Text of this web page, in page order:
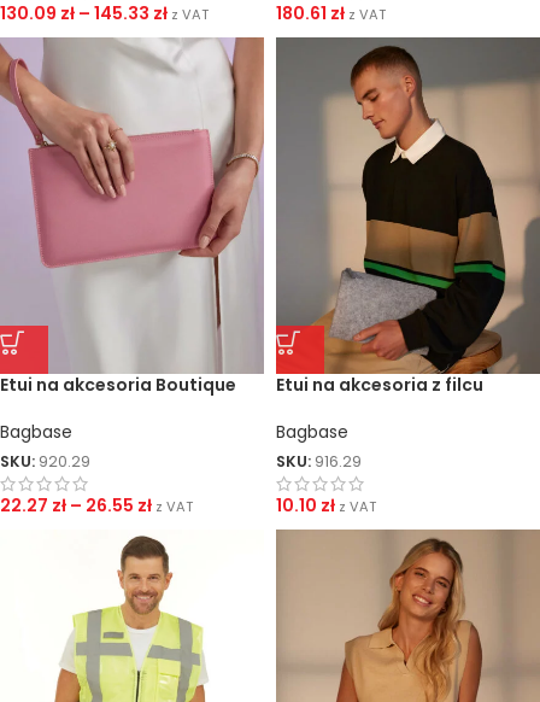
130.09 zł – 145.33 zł z VAT 180.61 zł z VAT
Etui na akcesoria Boutique
Bagbase
SKU: 920.29
22.27 zł – 26.55 zł z VAT
Etui na akcesoria z filcu
Bagbase
SKU: 916.29
10.10 zł z VAT